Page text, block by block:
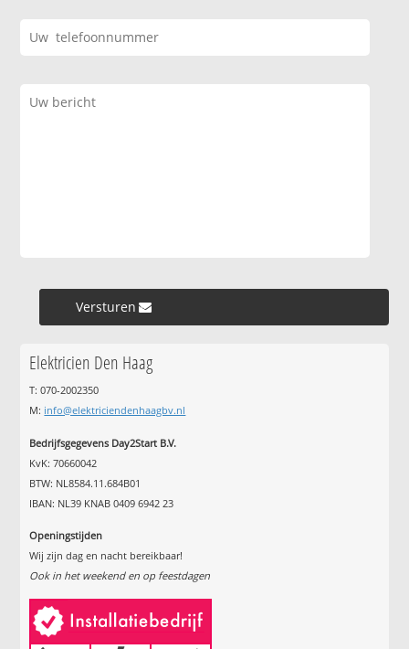
Versturen »
Elektricien Den Haag
T: 070-2002350
M: info@elektriciendenhaagbv.nl
Bedrijfsgegevens Day2Start B.V.
KvK: 70660042
BTW: NL8584.11.684B01
IBAN: NL39 KNAB 0409 6942 23
Openingstijden
Wij zijn dag en nacht bereikbaar!
Ook in het weekend en op feestdagen